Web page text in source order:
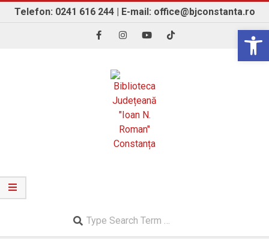
SkipTelefon: 0241 616 244 | E-mail: office@bjconstanta.ro
Search